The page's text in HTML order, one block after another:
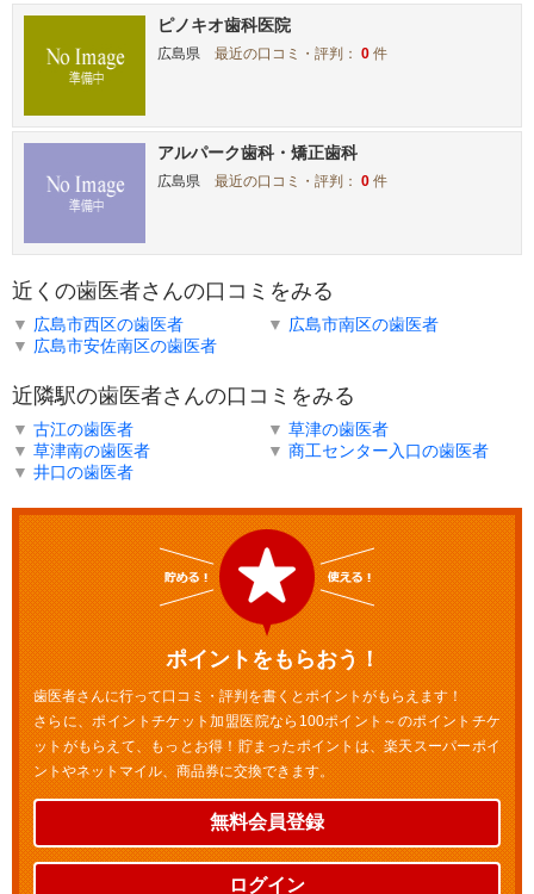
ピノキオ歯科医院
広島県 最近の口コミ・評判：0 件
アルパーク歯科・矯正歯科
広島県 最近の口コミ・評判：0 件
近くの歯医者さんの口コミをみる
▼ 広島市西区の歯医者 ▼ 広島市南区の歯医者
▼ 広島市安佐南区の歯医者
近隣駅の歯医者さんの口コミをみる
▼ 古江の歯医者 ▼ 草津の歯医者
▼ 草津南の歯医者 ▼ 商工センター入口の歯医者
▼ 井口の歯医者
ポイントをもらおう！
歯医者さんに行って口コミ・評判を書くとポイントがもらえます！
さらに、ポイントチケット加盟医院なら100ポイント～のポイントチケ
ットがもらえて、もっとお得！貯まったポイントは、楽天スーパーポイ
ントやネットマイル、商品券に交換できます。
無料会員登録
ログイン